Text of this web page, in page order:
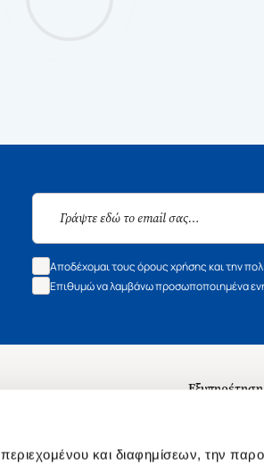
και διαφημίσεων, την
Αποδέχομαι τους όρους χρήσης και την
Επιθυμώ να λαμβάνω προσωποποιημένα